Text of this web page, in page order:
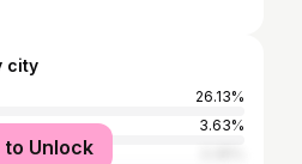
city
26.13%
3.63%
Unlock